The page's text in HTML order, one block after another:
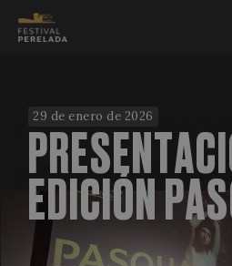
29 de enero de 2026
EDICIÓN